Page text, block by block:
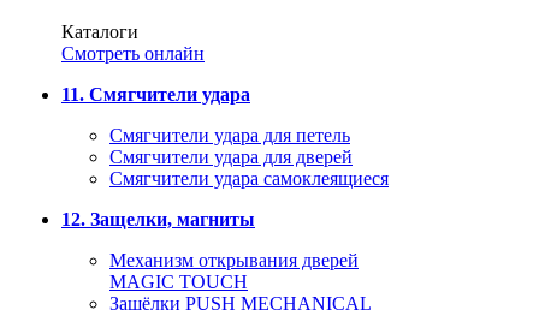
Каталоги
Смотреть онлайн
11. Смягчители удара
Смягчители удара для петель
Смягчители удара для дверей
Cмягчители удара самоклеящиеся
12. Защелки, магниты
Механизм открывания дверей
MAGIC TOUCH
Защёлки PUSH MECHANICAL